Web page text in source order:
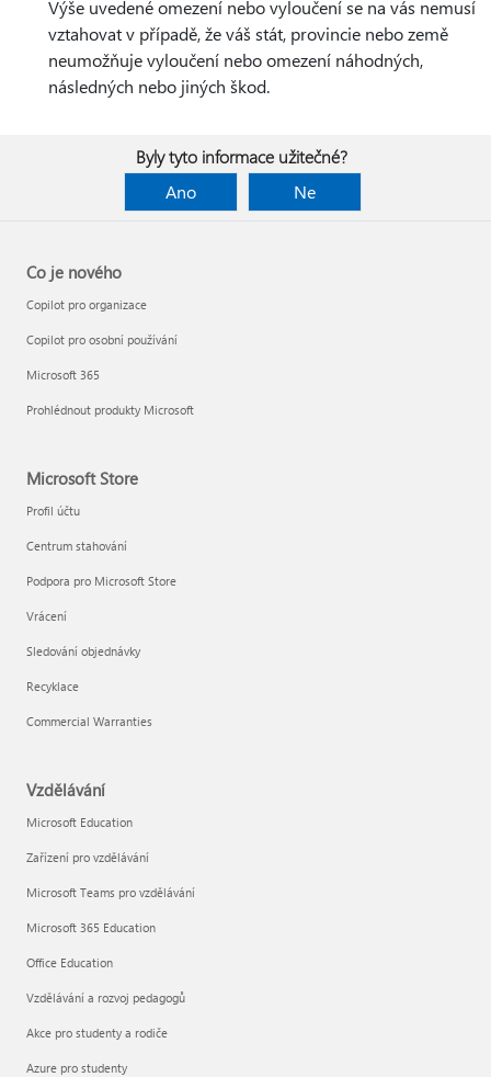
Výše uvedené omezení nebo vyloučení se na vás nemusí
vztahovat v případě, že váš stát, provincie nebo země
neumožňuje vyloučení nebo omezení náhodných,
následných nebo jiných škod.
Byly tyto informace užitečné?
Ano
Ne
Co je nového
Copilot pro organizace
Copilot pro osobní používání
Microsoft 365
Prohlédnout produkty Microsoft
Microsoft Store
Profil účtu
Centrum stahování
Podpora pro Microsoft Store
Vrácení
Sledování objednávky
Recyklace
Commercial Warranties
Vzdělávání
Microsoft Education
Zařízení pro vzdělávání
Microsoft Teams pro vzdělávání
Microsoft 365 Education
Office Education
Vzdělávání a rozvoj pedagogů
Akce pro studenty a rodiče
Azure pro studenty